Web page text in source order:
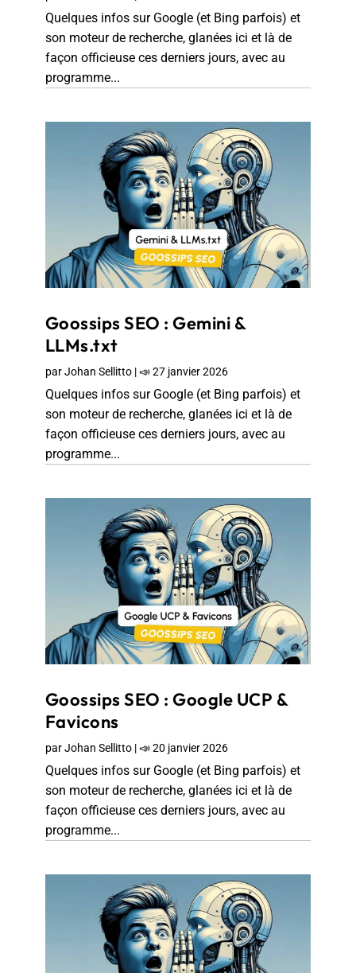
Quelques infos sur Google (et Bing parfois) et
son moteur de recherche, glanées ici et là de
façon officieuse ces derniers jours, avec au
programme...
Goossips SEO : Gemini &
LLMs.txt
parJohan Sellitto|📣 27 janvier 2026
Quelques infos sur Google (et Bing parfois) et
son moteur de recherche, glanées ici et là de
façon officieuse ces derniers jours, avec au
programme...
Goossips SEO : Google UCP &
Favicons
parJohan Sellitto|📣 20 janvier 2026
Quelques infos sur Google (et Bing parfois) et
son moteur de recherche, glanées ici et là de
façon officieuse ces derniers jours, avec au
programme...